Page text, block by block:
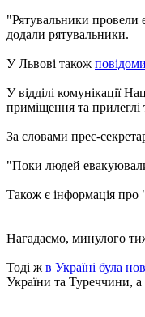
"Рятувальники провели
додали рятувальники.
У Львові також
У відділі комунікації
приміщення та прилеглі
За словами прес-
"Поки людей
Також є інформація про
Нагадаємо, минулого
Тоді ж в Україні була
України та Туреччини,